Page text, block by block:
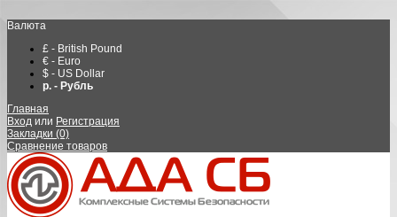
Валюта
£ - British Pound
€ - Euro
$ - US Dollar
р. - Рубль
Главная
Вход или Регистрация
Закладки (0)
Сравнение товаров